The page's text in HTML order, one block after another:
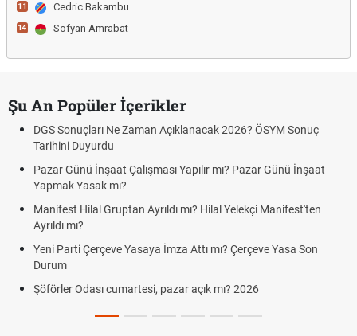
11 Cedric Bakambu
14 Sofyan Amrabat
Şu An Popüler İçerikler
DGS Sonuçları Ne Zaman Açıklanacak 2026? ÖSYM Sonuç
Tarihini Duyurdu
Pazar Günü İnşaat Çalışması Yapılır mı? Pazar Günü İnşaat
Yapmak Yasak mı?
Manifest Hilal Gruptan Ayrıldı mı? Hilal Yelekçi Manifest'ten
Ayrıldı mı?
Yeni Parti Çerçeve Yasaya İmza Attı mı? Çerçeve Yasa Son
Durum
Şöförler Odası cumartesi, pazar açık mı? 2026